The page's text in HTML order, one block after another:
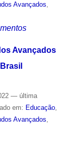
Avançados,
Avançados
— última
em: Educação,
Avançados,